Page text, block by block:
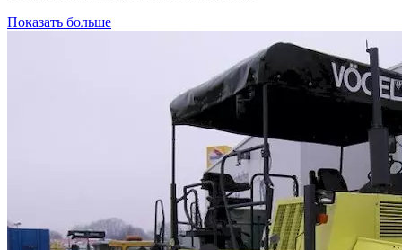
Показать больше